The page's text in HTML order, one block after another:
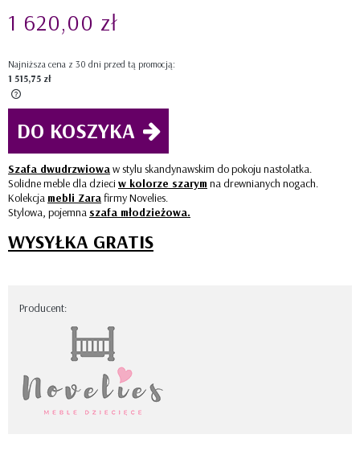
1 620,00 zł
Najniższa cena z 30 dni przed tą promocją:
1 515,75 zł
Jeżeli produkt jest sprzedawany krócej niż 30 dni, wyświetlana jest
najniższa cena od momentu, kiedy produkt pojawił się w sprzedaży.
DO KOSZYKA
Szafa dwudrzwiowa w stylu skandynawskim do pokoju nastolatka.
Solidne meble dla dzieci w kolorze szarym na drewnianych nogach.
Kolekcja mebli Zara firmy Novelies.
Stylowa, pojemna szafa młodzieżowa.
WYSYŁKA GRATIS
Producent: